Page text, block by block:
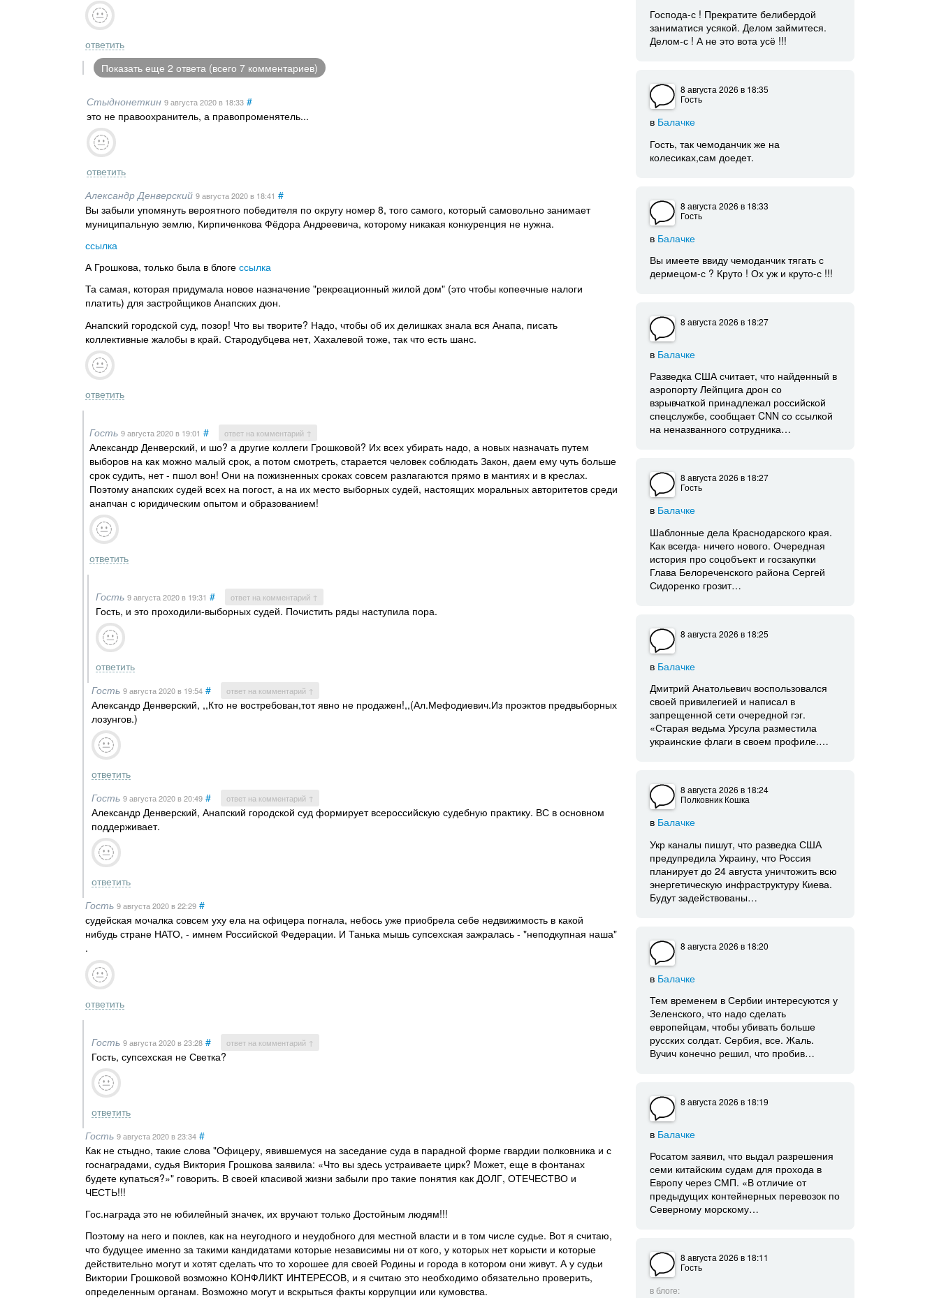
ответить
Показать еще 2 ответа (всего 7 комментариев)
Стыднонеткин 9 августа 2020в 18:33 #
это не правоохранитель, а правопроменятель...
ответить
Александр Денверский 9 августа 2020в 18:41 #
Вы забыли упомянуть вероятного победителя по округу номер 8, того самого, который самовольно занимает
муниципальную землю, Кирпиченкова Фёдора Андреевича, которому никакая конкуренция не нужна.
ссылка
А Грошкова, только была в блоге ссылка
Та самая, которая придумала новое назначение "рекреационный жилой дом" (это чтобы копеечные налоги
платить) для застройщиков Анапских дюн.
Анапский городской суд, позор! Что вы творите? Надо, чтобы об их делишках знала вся Анапа, писать
коллективные жалобы в край. Стародубцева нет, Хахалевой тоже, так что есть шанс.
ответить
Гость 9 августа 2020в 19:01 # ответ на комментарий ↑
Александр Денверский, и шо? а другие коллеги Грошковой? Их всех убирать надо, а новых назначать путем
выборов на как можно малый срок, а потом смотреть, старается человек соблюдать Закон, даем ему чуть больше
срок судить, нет - пшол вон! Они на пожизненных сроках совсем разлагаются прямо в мантиях и в креслах.
Поэтому анапских судей всех на погост, а на их место выборных судей, настоящих моральных авторитетов среди
анапчан с юридическим опытом и образованием!
ответить
Гость 9 августа 2020в 19:31 # ответ на комментарий ↑
Гость, и это проходили-выборных судей. Почистить ряды наступила пора.
ответить
Гость 9 августа 2020в 19:54 # ответ на комментарий ↑
Александр Денверский, ,,Кто не востребован,тот явно не продажен!,,(Ал.Мефодиевич.Из проэктов предвыборных
лозунгов.)
ответить
Гость 9 августа 2020в 20:49 # ответ на комментарий ↑
Александр Денверский, Анапский городской суд формирует всероссийскую судебную практику. ВС в основном
поддерживает.
ответить
Гость 9 августа 2020в 22:29 #
судейская мочалка совсем уху ела на офицера погнала, небось уже приобрела себе недвижимость в какой
нибудь стране НАТО, - имнем Российской Федерации. И Танька мышь супсехская зажралась - "неподкупная наша"
.
ответить
Гость 9 августа 2020в 23:28 # ответ на комментарий ↑
Гость, супсехская не Светка?
ответить
Гость 9 августа 2020в 23:34 #
Как не стыдно, такие слова "Офицеру, явившемуся на заседание суда в парадной форме гвардии полковника и с
госнаградами, судья Виктория Грошкова заявила: «Что вы здесь устраиваете цирк? Может, еще в фонтанах
будете купаться?»" говорить. В своей кпасивой жизни забыли про такие понятия как ДОЛГ, ОТЕЧЕСТВО и
ЧЕСТЬ!!!
Гос.награда это не юбилейный значек, их вручают только Достойным людям!!!
Поэтому на него и поклев, как на неугодного и неудобного для местной власти и в том числе судье. Вот я считаю,
что будущее именно за такими кандидатами которые независимы ни от кого, у которых нет корысти и которые
действительно могут и хотят сделать что то хорошее для своей Родины и города в котором они живут. А у судьи
Виктории Грошковой возможно КОНФЛИКТ ИНТЕРЕСОВ, и я считаю это необходимо обязательно проверить,
определенным органам. Возможно могут и вскрыться факты коррупции или кумовства.
Господа-с ! Прекратите белибердой
заниматися усякой. Делом займитеся.
Делом-с ! А не это вота усё !!!
8 августа 2026в 18:35
Гость
в Балачке
Гость, так чемоданчик же на
колесиках,сам доедет.
8 августа 2026в 18:33
Гость
в Балачке
Вы имеете ввиду чемоданчик тягать с
дермецом-с ? Круто ! Ох уж и круто-с !!!
8 августа 2026в 18:27
в Балачке
Разведка США считает, что найденный в
аэропорту Лейпцига дрон со
взрывчаткой принадлежал российской
спецслужбе, сообщает CNN со ссылкой
на неназванного сотрудника…
8 августа 2026в 18:27
Гость
в Балачке
Шаблонные дела Краснодарского края.
Как всегда- ничего нового. Очередная
история про соцобъект и госзакупки
Глава Белореченского района Сергей
Сидоренко грозит…
8 августа 2026в 18:25
в Балачке
Дмитрий Анатольевич воспользовался
своей привилегией и написал в
запрещенной сети очередной гэг.
«Старая ведьма Урсула разместила
украинские флаги в своем профиле.…
8 августа 2026в 18:24
Полковник Кошка
в Балачке
Укр каналы пишут, что разведка США
предупредила Украину, что Россия
планирует до 24 августа уничтожить всю
энергетическую инфраструктуру Киева.
Будут задействованы…
8 августа 2026в 18:20
в Балачке
Тем временем в Сербии интересуются у
Зеленского, что надо сделать
европейцам, чтобы убивать больше
русских солдат. Сербия, все. Жаль.
Вучич конечно решил, что пробив…
8 августа 2026в 18:19
в Балачке
Росатом заявил, что выдал разрешения
семи китайским судам для прохода в
Европу через СМП. «В отличие от
предыдущих контейнерных перевозок по
Северному морскому…
8 августа 2026в 18:11
Гость
в блоге: